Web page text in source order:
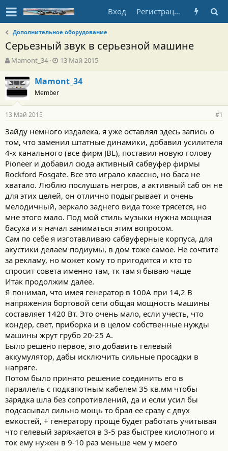
Вход Регистрация
Дополнительное оборудование
Серьезный звук в серьезной машине
А
в
т
о
р
т
е
м
ы
Mamont_34
Д
а
т
а
а
а
л
а
13 Май 2015
Mamont_34
Member
13 Май 2015 #1
Зайду немного издалека, я уже оставлял здесь запись о
том, что заменил штатные динамики, добавил усилителя
4-х канального (все фирм JBL), поставил новую голову
Pioneer и добавил сюда активный сабвуфер фирмы
Rockford Fosgate. Все это играло классно, но баса не
хватало. Люблю послушать негров, а активный саб он не
для этих целей, он отлично подыгрывает и очень
мелодичный, зеркало заднего вида тоже трясется, но
мне этого мало. Под мой стиль музыки нужна мощная
басуха и я начал заниматься этим вопросом.
Сам по себе я изготавливаю сабвуферные корпуса, для
акустики делаем подиумы, в дом тоже самое. Не сочтите
за рекламу, но может кому то пригодится и кто то
спросит совета именно там, тк там я бываю чаще
Итак продолжим далее.
Я понимал, что имея генератор в 100А при 14,2 В
напряжения бортовой сети общая мощность машины
составляет 1420 Вт. Это очень мало, если учесть, что
кондер, свет, приборка и в целом собственные нужды
машины жрут грубо 20-25 А.
Было решено первое, это добавить гелевый
аккумулятор, дабы исключить сильные просадки в
напряге.
Потом было принято решение соединить его в
параллель с подкапотным кабелем 35 кв.мм чтобы
зарядка шла без сопротивлений, да и если усил бы
подсасывал сильно мощь то брал ее сразу с двух
емкостей, + генератору проще будет работать учитывая
что гелевый заряжается в 3-5 раз быстрее кислотного и
ток ему нужен в 9-10 раз меньше чем у моего